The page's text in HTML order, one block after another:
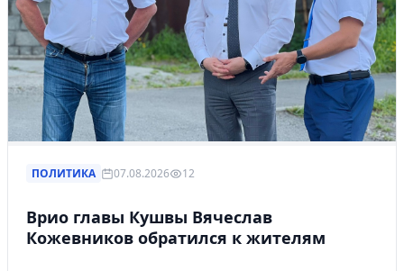
ПОЛИТИКА 07.08.2026 12
Врио главы Кушвы Вячеслав
Кожевников обратился к жителям